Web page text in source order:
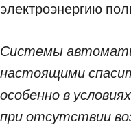
электроэнергию
Системы
настоящими
особенно в
при отсутствии